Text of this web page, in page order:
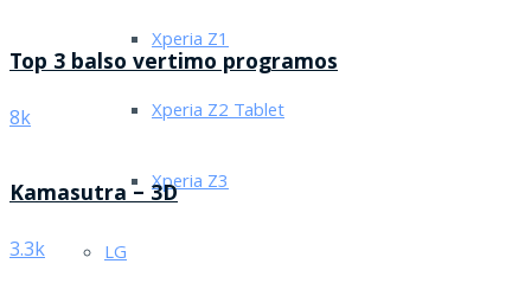
Xperia Z1
Xperia Z2 Tablet
Xperia Z3
LG
Top 3 balso vertimo programos
8k
Kamasutra – 3D
3.3k